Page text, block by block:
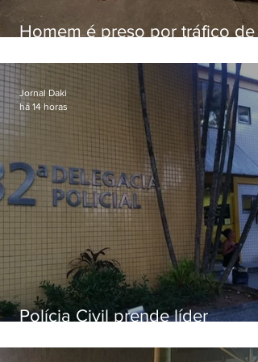
Homem é preso por tráfico de
Polícia Civil prende líder
sexualmente de fiéis por mais
Jornal Daki
há 14 horas